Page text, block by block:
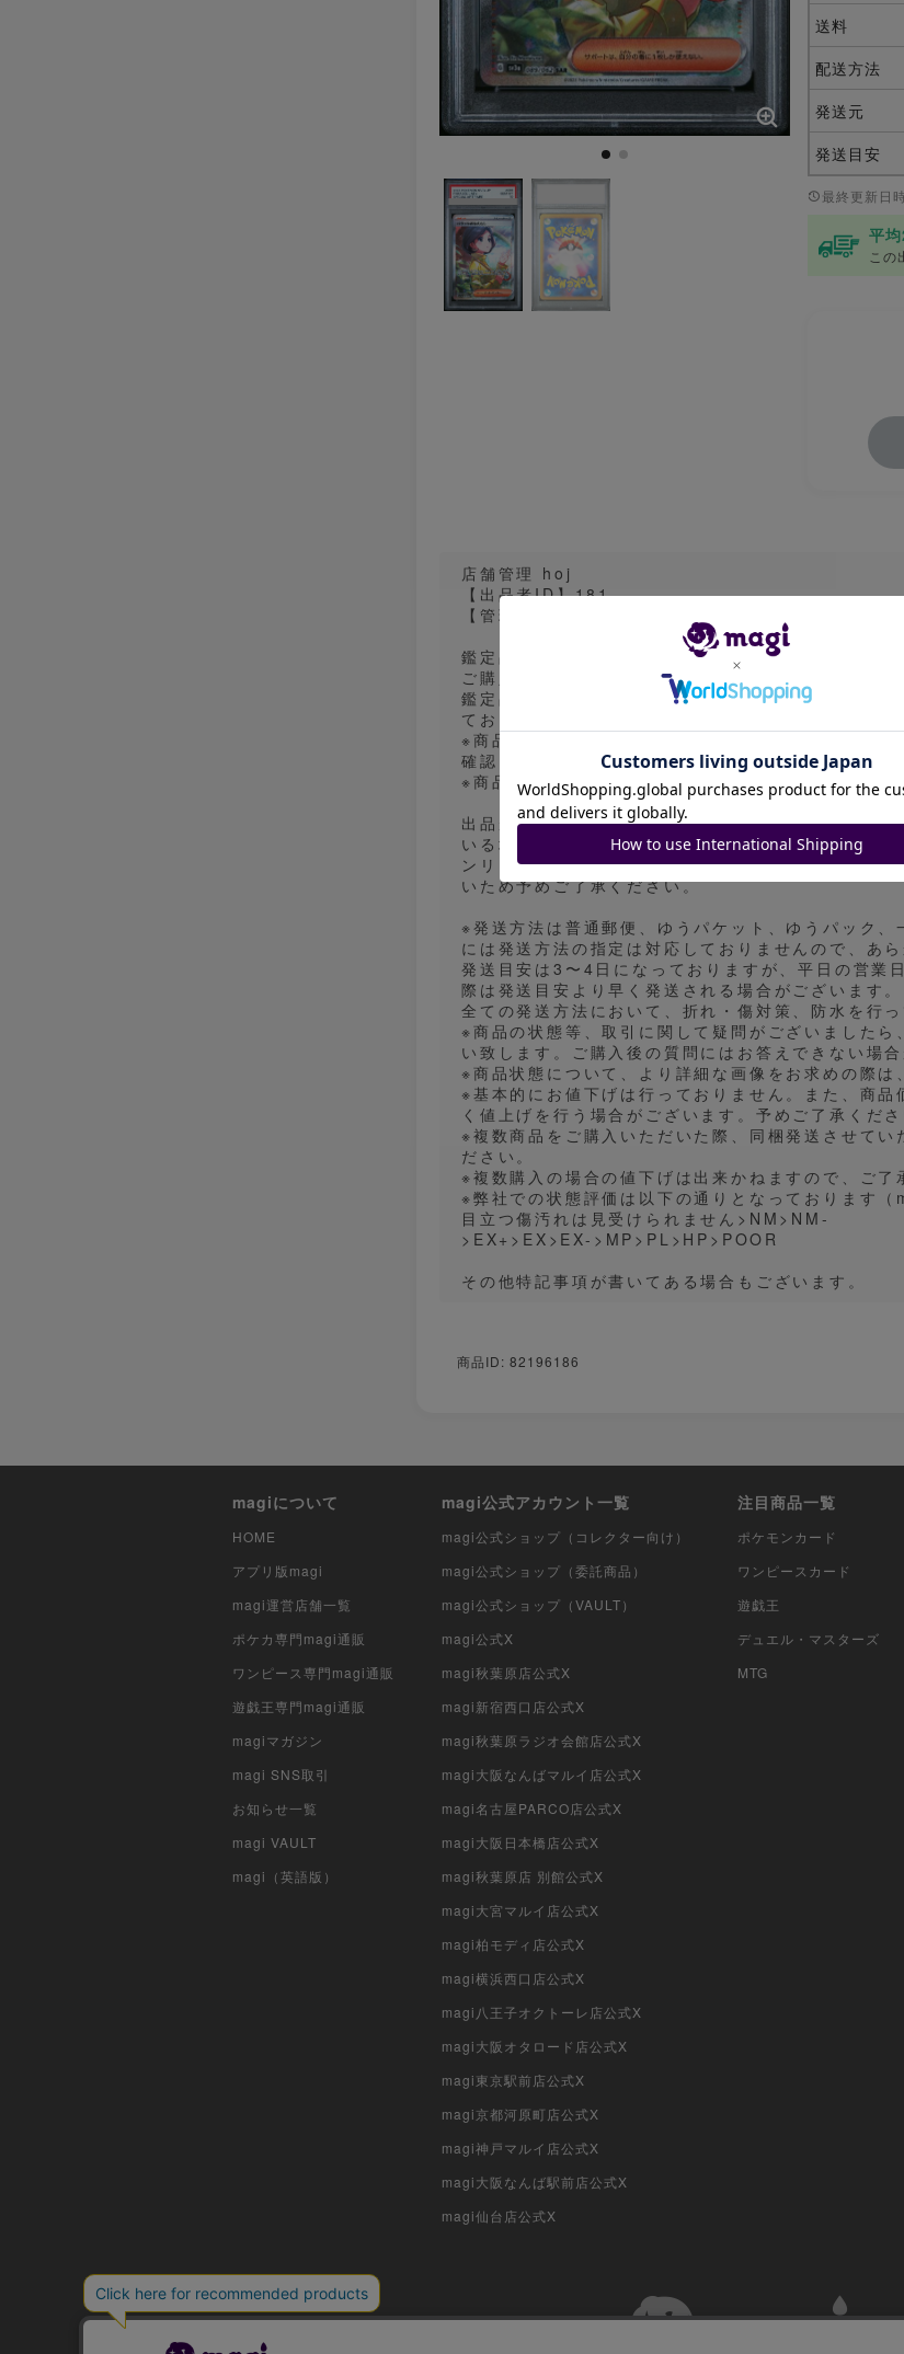
送料
配送方法
発送元
発送目安
最終更新日
平
この
店舗管理 hoj
【出品者ID】181
【管理番号】ITIK1QC6VB7S
鑑定品については白欠けや汚れ、ケースの傷等が見
ご購入した段階で同意したものといたします。
鑑定品につきましては細かい状態に関するご質問を
ております。
※商品の状態及び取引に関してご不明な点がござい
確認をお願いします。ご購入後の質問にはご対応しか
※商品状態について、より詳細な画像をお求めの際は
出品がPSAやBGSの場合、magiアプリのカタログ
いる場合があります。画像表面の一枚の出品時は実
ンリミなどのバージョン違いとなる場合があります
いため予めご了承ください。
※発送方法は普通郵便、ゆうパケット、ゆうパック
には発送方法の指定は対応しておりませんので、あ
発送目安は3〜4日になっておりますが、平日の営業
際は発送目安より早く発送される場合がございます。
全ての発送方法において、折れ・傷対策、防水を行っ
※商品の状態等、取引に関して疑問がございました
い致します。ご購入後の質問にはお答えできない場合
※商品状態について、より詳細な画像をお求めの際は
※基本的にお値下げは行っておりません。また、商
く値上げを行う場合がございます。予めご了承くださ
※複数商品をご購入いただいた際、同梱発送させてい
ださい。
※複数購入の場合の値下げは出来かねますので、ご了
※弊社での状態評価は以下の通りとなっております（
目立つ傷汚れは見受けられません>NM>NM-
>EX+>EX>EX->MP>PL>HP>POOR
その他特記事項が書いてある場合もございます。
商品ID: 82196186
magiについて
HOME
アプリ版magi
magi運営店舗一覧
ポケカ専門magi通販
ワンピース専門magi通販
遊戯王専門magi通販
magiマガジン
magi SNS取引
お知らせ一覧
magi VAULT
magi（英語版）
magi公式アカウント一覧
magi公式ショップ（コレクター向け）
magi公式ショップ（委託商品）
magi公式ショップ（VAULT）
magi公式X
magi秋葉原店公式X
magi新宿西口店公式X
magi秋葉原ラジオ会館店公式X
magi大阪なんばマルイ店公式X
magi名古屋PARCO店公式X
magi大阪日本橋店公式X
magi秋葉原店 別館公式X
magi大宮マルイ店公式X
magi柏モディ店公式X
magi横浜西口店公式X
magi八王子オクトーレ店公式X
magi大阪オタロード店公式X
magi東京駅前店公式X
magi京都河原町店公式X
magi神戸マルイ店公式X
magi大阪なんば駅前店公式X
magi仙台店公式X
注目商品一覧
ポケモンカード
ワンピースカード
遊戯王
デュエル・マスターズ
MTG